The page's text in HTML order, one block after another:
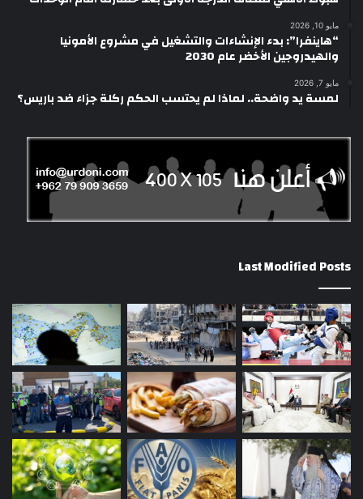
مايو 10, 2026
“هاينفرا”: بدء الإنشاءات والتشغيل في مشروع الأمونيا
والهيدروجين الأخضر عام 2030
مايو 7, 2026
لمسة يد واضحة.. لماذا لم يحتسب الحكم ركلة جزاء ضد باريس؟
Last Modified Posts